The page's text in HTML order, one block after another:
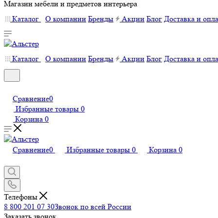
Магазин мебели и предметов интерьера
Каталог
О компании Бренды Акции Блог Доставка и
Каталог О компании Бренды Акции Блог Доставка и
Сравнение0
Избранные товары 0
Корзина 0
Сравнение0 Избранные товары 0 Корзина 0
Телефоны
8 800 201 07 30Звонок по всей России